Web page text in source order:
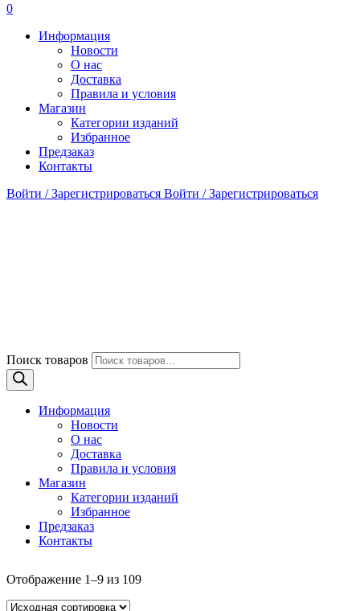
0
Информация
Новости
О нас
Доставка
Правила и условия
Магазин
Категории изданий
Избранное
Предзаказ
Контакты
Войти / Зарегистрироваться Войти / Зарегистрироваться
Поиск товаров
Информация
Новости
О нас
Доставка
Правила и условия
Магазин
Категории изданий
Избранное
Предзаказ
Контакты
Отображение 1–9 из 109